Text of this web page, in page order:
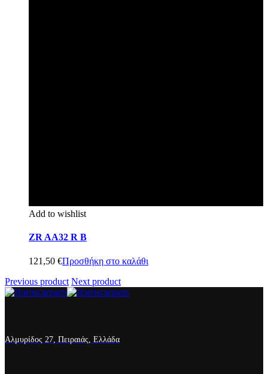
Add to wishlist
ZR AA32 R B
121,50 €Προσθήκη στο καλάθι
Previous product Next product
Αλμυρίδος 27, Πειραιάς, Ελλάδα